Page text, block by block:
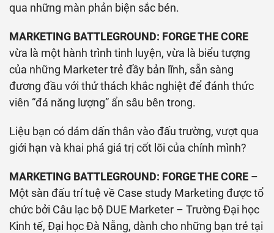
qua những màn phản biện sắc bén.
MARKETING BATTLEGROUND: FORGE THE CORE
vừa là một hành trình tinh luyện, vừa là biểu tượng
của những Marketer trẻ đầy bản lĩnh, sẵn sàng
đương đầu với thử thách khắc nghiệt để đánh thức
viên “đá năng lượng” ẩn sâu bên trong.
Liệu bạn có dám dấn thân vào đấu trường, vượt qua
giới hạn và khai phá giá trị cốt lõi của chính mình?
MARKETING BATTLEGROUND: FORGE THE CORE –
Một sàn đấu trí tuệ về Case study Marketing được tổ
chức bởi Câu lạc bộ DUE Marketer – Trường Đại học
Kinh tế, Đại học Đà Nẵng, dành cho những bạn trẻ tại